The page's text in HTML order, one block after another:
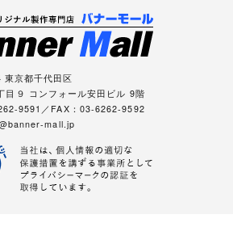
京都千代田区
目９ コンフォール安田ビル 9階
9591／FAX：03-6262-9592
mall.jp